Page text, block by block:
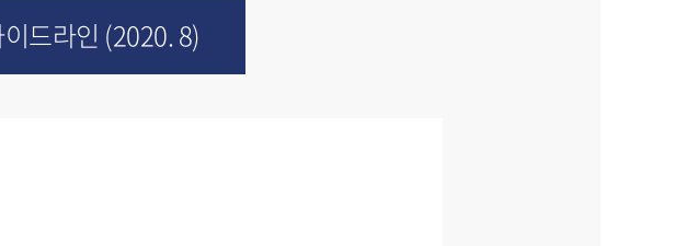
드라인 (2020. 8)